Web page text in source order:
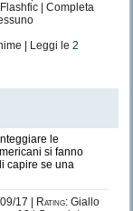
| Completa
| Leggi le 2
le
si fanno
capire se una
17 | Rating: Giallo